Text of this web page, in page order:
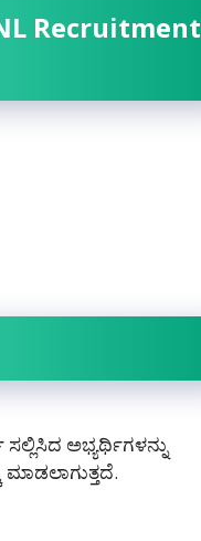
Recruitment
ಅಭ್ಯರ್ಥಿಗಳನ್ನು